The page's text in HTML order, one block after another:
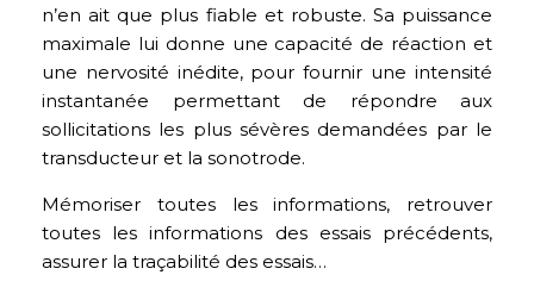
n’en ait que plus fiable et robuste. Sa puissance
maximale lui donne une capacité de réaction et
une nervosité inédite, pour fournir une intensité
instantanée permettant de répondre aux
sollicitations les plus sévères demandées par le
transducteur et la sonotrode.
Mémoriser toutes les informations, retrouver
toutes les informations des essais précédents,
assurer la traçabilité des essais…